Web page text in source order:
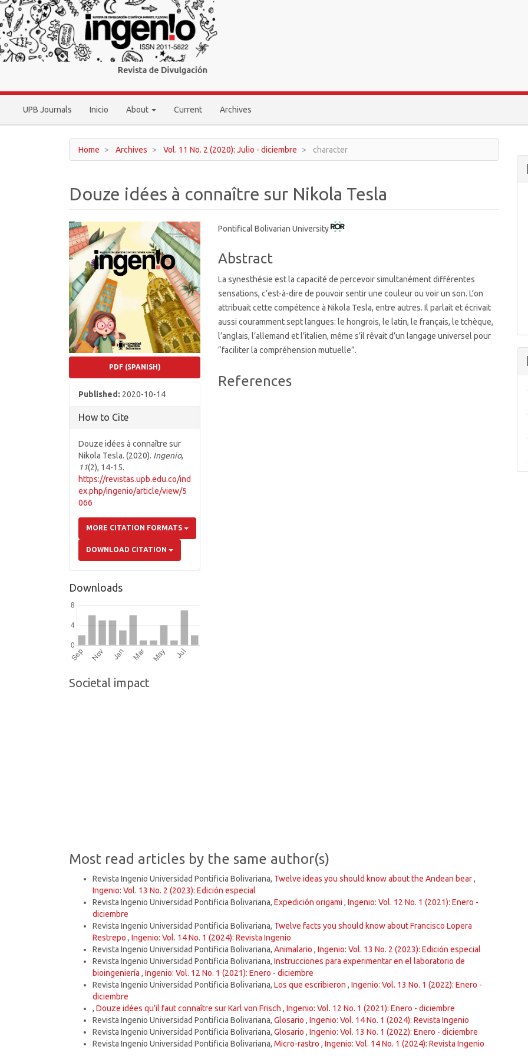
Main
Navigation
Main
Content
Sidebar
UPB Journals Inicio About Current Archives
Home Archives Vol. 11 No. 2 (2020): Julio - diciembre character
Douze idées à connaître sur Nikola Tesla
Article
Sidebar
PDF (SPANISH)
Published: 2020-10-14
How to Cite
Douze idées à connaître sur
Nikola Tesla. (2020). Ingenio,
11(2), 14-15.
https://revistas.upb.edu.co/ind
ex.php/ingenio/article/view/5
066
MORE CITATION FORMATS
DOWNLOAD CITATION
Downloads
Societal impact
Main
Content
Pontifical Bolivarian University
Abstract
La synesthésie est la capacité de percevoir simultanément différentes
sensations, c’est-à-dire de pouvoir sentir une couleur ou voir un son. L’on
attribuait cette compétence à Nikola Tesla, entre autres. Il parlait et écrivait
aussi couramment sept langues: le hongrois, le latin, le français, le tchèque,
l’anglais, l’allemand et l’italien, même s’il rêvait d’un langage universel pour
“faciliter la compréhension mutuelle”.
Article
References
Most read articles by the same author(s)
Revista Ingenio Universidad Pontificia Bolivariana, Twelve ideas you should know about the Andean bear,
Ingenio: Vol. 13 No. 2 (2023): Edición especial
Revista Ingenio Universidad Pontificia Bolivariana, Expedición origami , Ingenio: Vol. 12 No. 1 (2021): Enero -
diciembre
Revista Ingenio Universidad Pontificia Bolivariana, Twelve facts you should know about Francisco Lopera
Restrepo , Ingenio: Vol. 14 No. 1 (2024): Revista Ingenio
Revista Ingenio Universidad Pontificia Bolivariana, Animalario , Ingenio: Vol. 13 No. 2 (2023): Edición especial
Revista Ingenio Universidad Pontificia Bolivariana, Instrucciones para experimentar en el laboratorio de
bioingeniería , Ingenio: Vol. 12 No. 1 (2021): Enero - diciembre
Revista Ingenio Universidad Pontificia Bolivariana, Los que escribieron , Ingenio: Vol. 13 No. 1 (2022): Enero -
diciembre
, Douze idées qu’il faut connaître sur Karl von Frisch , Ingenio: Vol. 12 No. 1 (2021): Enero - diciembre
Revista Ingenio Universidad Pontificia Bolivariana, Glosario , Ingenio: Vol. 14 No. 1 (2024): Revista Ingenio
Revista Ingenio Universidad Pontificia Bolivariana, Glosario , Ingenio: Vol. 13 No. 1 (2022): Enero - diciembre
Revista Ingenio Universidad Pontificia Bolivariana, Micro-rastro , Ingenio: Vol. 14 No. 1 (2024): Revista Ingenio